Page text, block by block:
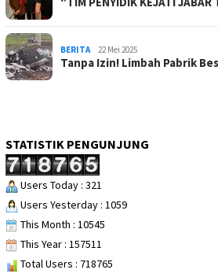
BERITA 22 Mei 2025
Tanpa Izin! Limbah Pabrik
STATISTIK PENGUNJUNG
Users Today : 321
Users Yesterday : 1059
This Month : 10545
This Year : 157511
Total Users : 718765